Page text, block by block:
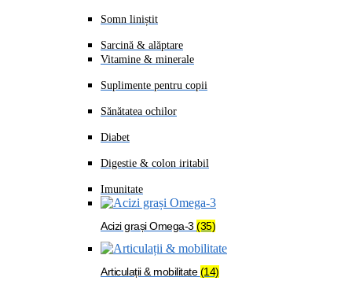
Somn liniștit
Sarcină & alăptare
Vitamine & minerale
Suplimente pentru copii
Sănătatea ochilor
Diabet
Digestie & colon iritabil
Imunitate
Acizi grași Omega-3 (35)
Articulații & mobilitate(14)